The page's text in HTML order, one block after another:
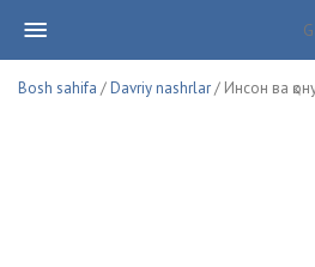
Bosh sahifa /Davriy nashrlar/ Инсон ва